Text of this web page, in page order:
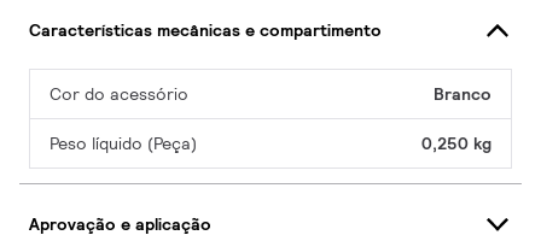
Características mecânicas e compartimento
Cor do acessório Branco
Peso líquido (Peça) 0,250 kg
Aprovação e aplicação